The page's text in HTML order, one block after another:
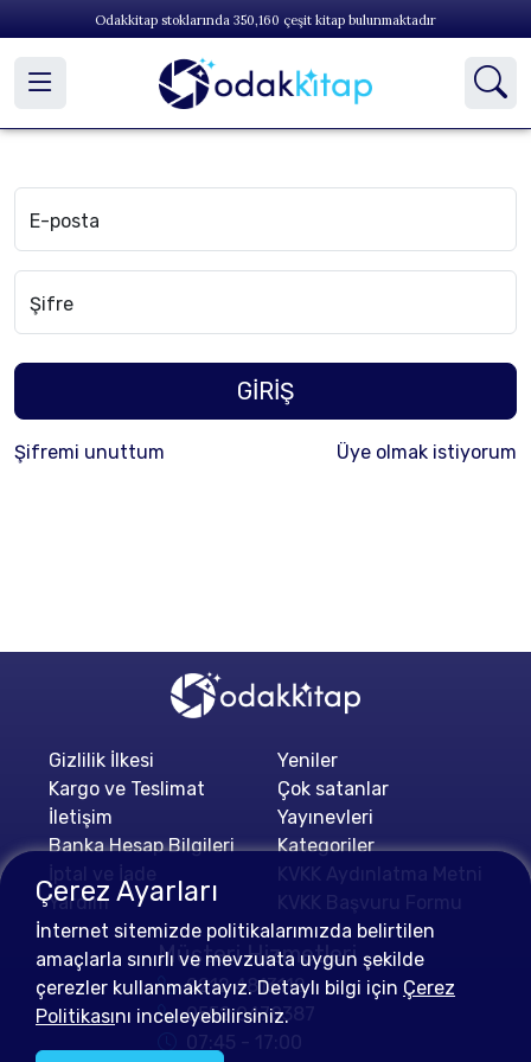
Odakkitap stoklarında 350,160 çeşit kitap bulunmaktadır
E-posta
Şifre
GİRİŞ
Şifremi unuttum Üye olmak istiyorum
Gizlilik İlkesi
Kargo ve Teslimat
İletişim
Banka Hesap Bilgileri
Yardım
Yeniler
Çok satanlar
Yayınevleri
Kategoriler
Müşteri Hizmetleri
0212 4813112
0552 0478387
07:45 - 17:00
Çerez Ayarları
İnternet sitemizde politikalarımızda belirtilen
amaçlarla sınırlı ve mevzuata uygun şekilde
çerezler kullanmaktayız. Detaylı bilgi için Çerez
Politikasını inceleyebilirsiniz.